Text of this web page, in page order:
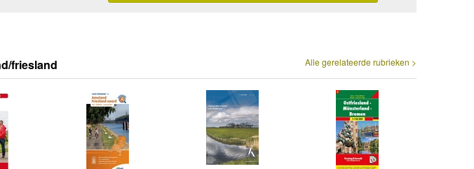
Alle gerelateerde rubrieken >
friesland